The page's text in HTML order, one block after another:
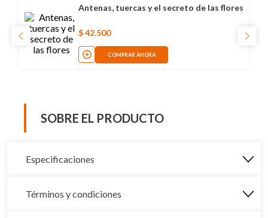
Antenas, tuercas y el secreto de las flores
$42.500
COMPRAR AHORA
SOBRE EL PRODUCTO
Especificaciones
Términos y condiciones